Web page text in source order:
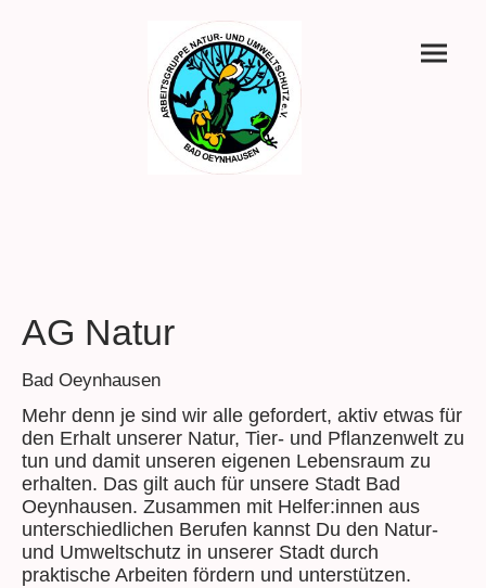
AG Natur
Bad Oeynhausen
Mehr denn je sind wir alle gefordert, aktiv etwas für
den Erhalt unserer Natur, Tier- und Pflanzenwelt zu
tun und damit unseren eigenen Lebensraum zu
erhalten. Das gilt auch für unsere Stadt Bad
Oeynhausen. Zusammen mit Helfer:innen aus
unterschiedlichen Berufen kannst Du den Natur-
und Umweltschutz in unserer Stadt durch
praktische Arbeiten fördern und unterstützen.